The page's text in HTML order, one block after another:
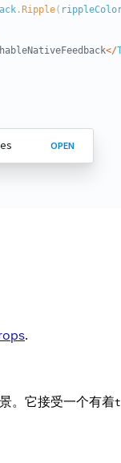
.
。它接受一个有着